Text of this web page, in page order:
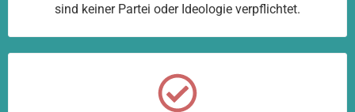
sind keiner Partei oder Ideologie verpflichtet.